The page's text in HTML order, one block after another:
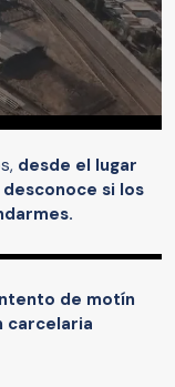
desde el lugar
si los
de motín
carcelaria